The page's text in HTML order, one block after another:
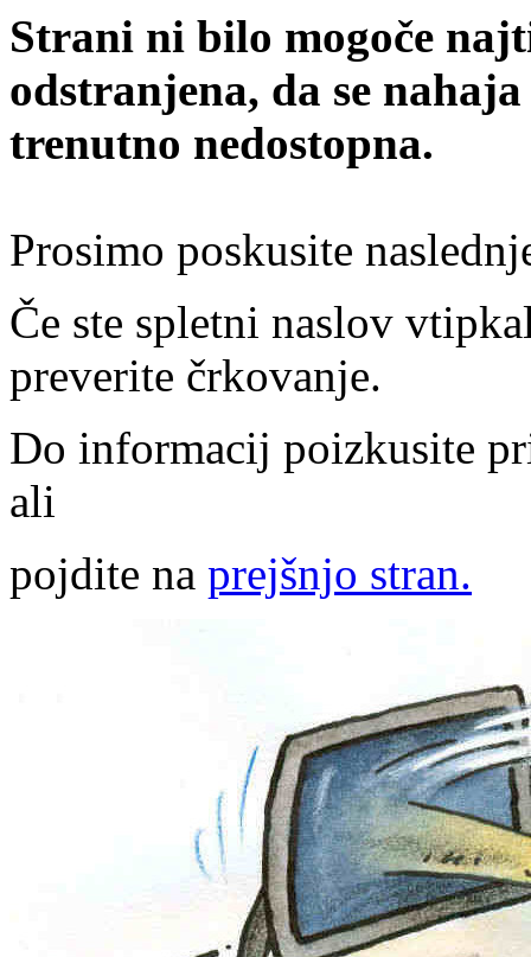
Strani ni bilo mogoče
odstranjena, da se
trenutno nedostopna.
Prosimo poskusite
Če ste spletni naslov
preverite črkovanje.
Do informacij poizkusite
ali
pojdite na prejšnjo stran.